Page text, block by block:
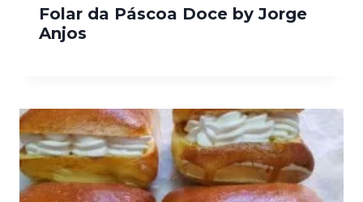
Folar da Páscoa Doce by Jorge
Anjos